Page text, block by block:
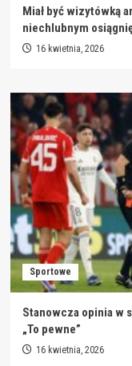
Miał być wizytówką
niechlubnym
16 kwietnia, 2026
Sportowe
Stanowcza opinia w
„To pewne”
16 kwietnia, 2026